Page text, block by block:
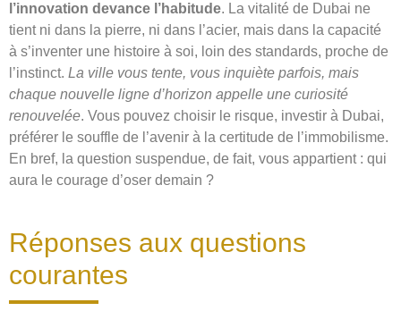
l’innovation devance l’habitude. La vitalité de Dubai ne
tient ni dans la pierre, ni dans l’acier, mais dans la capacité
à s’inventer une histoire à soi, loin des standards, proche de
l’instinct. La ville vous tente, vous inquiète parfois, mais
chaque nouvelle ligne d’horizon appelle une curiosité
renouvelée. Vous pouvez choisir le risque, investir à Dubai,
préférer le souffle de l’avenir à la certitude de l’immobilisme.
En bref, la question suspendue, de fait, vous appartient : qui
aura le courage d’oser demain ?
Réponses aux questions
courantes